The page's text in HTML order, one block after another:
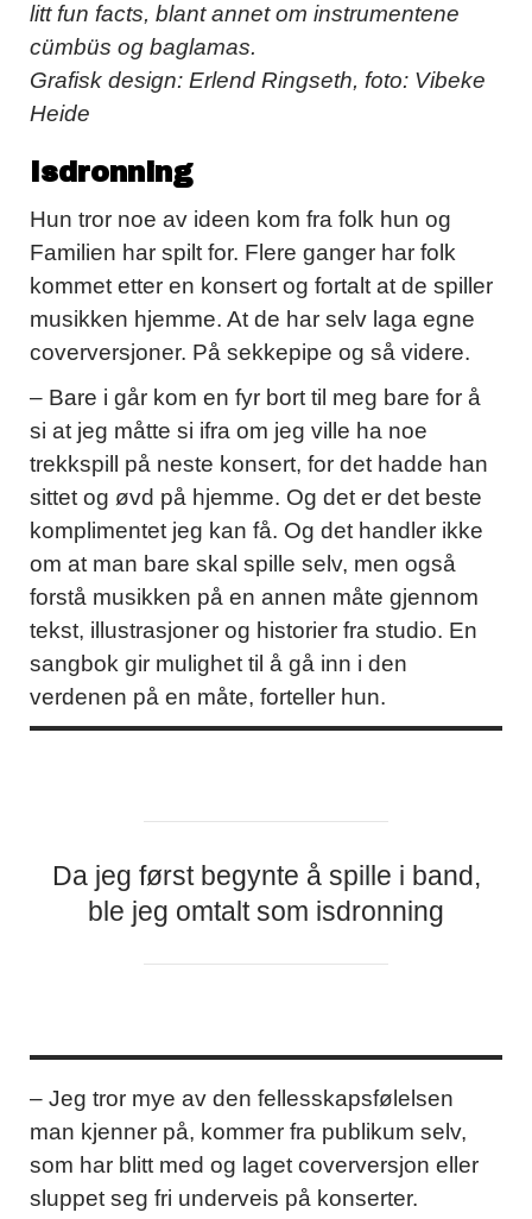
litt fun facts, blant annet om instrumentene
cümbüs og baglamas.
Grafisk design: Erlend Ringseth, foto: Vibeke
Heide
Isdronning
Hun tror noe av ideen kom fra folk hun og
Familien har spilt for. Flere ganger har folk
kommet etter en konsert og fortalt at de spiller
musikken hjemme. At de har selv laga egne
coverversjoner. På sekkepipe og så videre.
– Bare i går kom en fyr bort til meg bare for å
si at jeg måtte si ifra om jeg ville ha noe
trekkspill på neste konsert, for det hadde han
sittet og øvd på hjemme. Og det er det beste
komplimentet jeg kan få. Og det handler ikke
om at man bare skal spille selv, men også
forstå musikken på en annen måte gjennom
tekst, illustrasjoner og historier fra studio. En
sangbok gir mulighet til å gå inn i den
verdenen på en måte, forteller hun.
Da jeg først begynte å spille i band,
ble jeg omtalt som isdronning
– Jeg tror mye av den fellesskapsfølelsen
man kjenner på, kommer fra publikum selv,
som har blitt med og laget coverversjon eller
sluppet seg fri underveis på konserter.